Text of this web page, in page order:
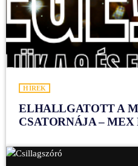
HÍREK
ELHALLGATOTT A
CSATORNÁJA – MEX